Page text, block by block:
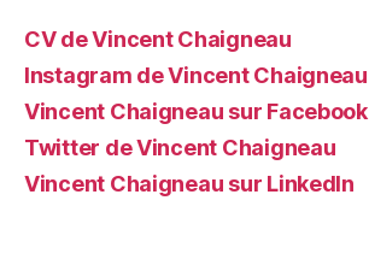
CV de Vincent Chaigneau
Instagram de Vincent Chaigneau
Vincent Chaigneau sur Facebook
Twitter de Vincent Chaigneau
Vincent Chaigneau sur LinkedIn